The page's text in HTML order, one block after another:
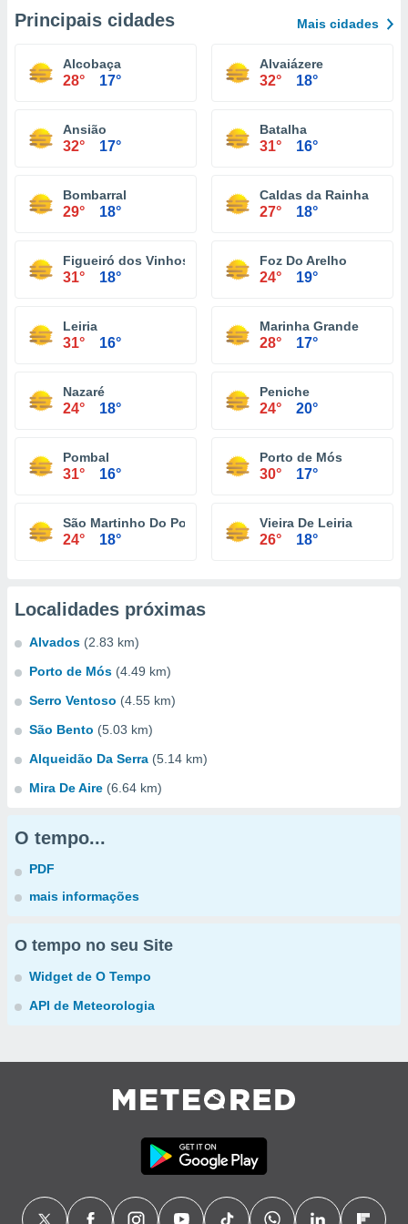
Principais cidades Mais cidades
Alcobaça
28° 17°
Alvaiázere
32° 18°
Ansião
32° 17°
Batalha
31° 16°
Bombarral
29° 18°
Caldas da Rainha
27° 18°
Figueiró dos Vinhos
31° 18°
Foz Do Arelho
24° 19°
Leiria
31° 16°
Marinha Grande
28° 17°
Nazaré
24° 18°
Peniche
24° 20°
Pombal
31° 16°
Porto de Mós
30° 17°
São Martinho Do Porto
24° 18°
Vieira De Leiria
26° 18°
Localidades próximas
Alvados (2.83 km)
Porto de Mós (4.49 km)
Serro Ventoso (4.55 km)
São Bento (5.03 km)
Alqueidão Da Serra (5.14 km)
Mira De Aire (6.64 km)
O tempo...
PDF
mais informações
O tempo no seu Site
Widget de O Tempo
API de Meteorologia